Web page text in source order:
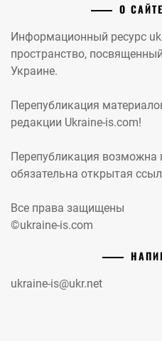
О
Информационный ресурс
пространство,
Украине.
Перепубликация
редакции Ukraine-is.com!
Перепубликация возможна
обязательна открытая
Все права защищены
©ukraine-is.com
ukraine-is@ukr.net